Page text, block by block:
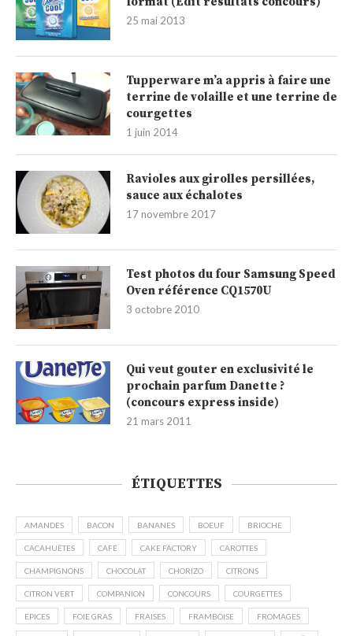
25 mai 2013
Tupperware m’a appris à faire une
terrine de volaille et une terrine de
courgettes
1 juin 2014
Ravioles aux girolles persillées,
sauce aux échalotes
17 novembre 2017
Test photos du four Samsung Speed
Oven référence CQ1570U
3 octobre 2010
Qui veut gouter en exclusivité le
prochain parfum Danette ?
(concours express inside)
21 mars 2011
ÉTIQUETTES
AMANDES BACON BANANES BOEUF BRIOCHE
CACAHUÈTES CAFÉ CAKE FACTORY CAROTTES
CHAMPIGNONS CHOCOLAT CHORIZO CITRONS
CITRON VERT COMPANION CONCOURS COURGETTES
EPICES FOIE GRAS FRAISES FRAMBOISE FROMAGES